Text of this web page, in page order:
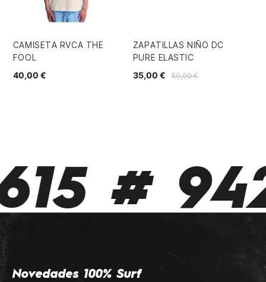
CAMISETA RVCA THE
FOOL
40,00 €
ZAPATILLAS NIÑO DC
PURE ELASTIC
50,00 €
35,00 €
#
Novedades 100% Surf